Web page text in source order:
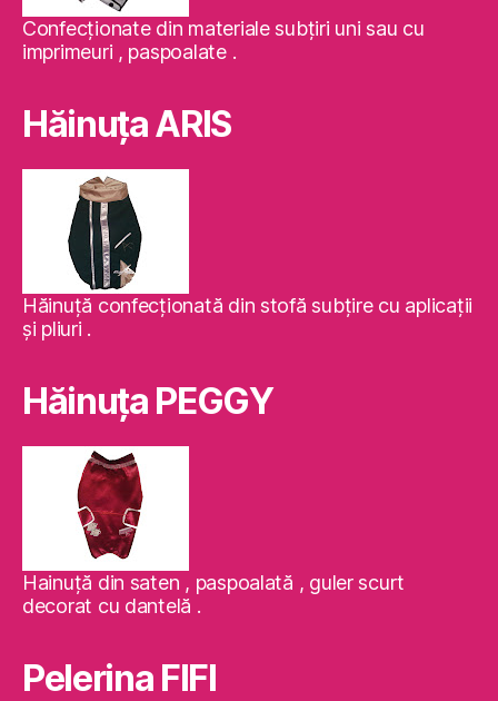
Confecţionate din materiale subţiri uni sau cu
imprimeuri , paspoalate .
Hăinuţa ARIS
Hăinuţă confecţionată din stofă subţire cu aplicaţii
şi pliuri .
Hăinuţa PEGGY
Hainuţă din saten , paspoalată , guler scurt
decorat cu dantelă .
Pelerina FIFI